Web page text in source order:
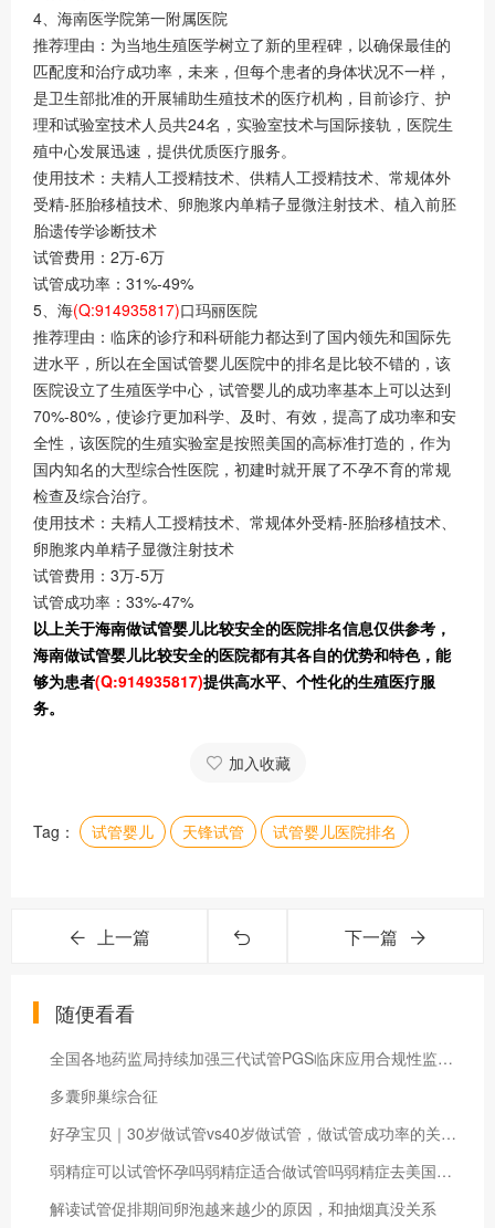
4、海南医学院第一附属医院
推荐理由：为当地生殖医学树立了新的里程碑，以确保最佳的
匹配度和治疗成功率，未来，但每个患者的身体状况不一样，
是卫生部批准的开展辅助生殖技术的医疗机构，目前诊疗、护
理和试验室技术人员共24名，实验室技术与国际接轨，医院生
殖中心发展迅速，提供优质医疗服务。
使用技术：夫精人工授精技术、供精人工授精技术、常规体外
受精-胚胎移植技术、卵胞浆内单精子显微注射技术、植入前胚
胎遗传学诊断技术
试管费用：2万-6万
试管成功率：31%-49%
5、海(Q:914935817)口玛丽医院
推荐理由：临床的诊疗和科研能力都达到了国内领先和国际先
进水平，所以在全国试管婴儿医院中的排名是比较不错的，该
医院设立了生殖医学中心，试管婴儿的成功率基本上可以达到
70%-80%，使诊疗更加科学、及时、有效，提高了成功率和安
全性，该医院的生殖实验室是按照美国的高标准打造的，作为
国内知名的大型综合性医院，初建时就开展了不孕不育的常规
检查及综合治疗。
使用技术：夫精人工授精技术、常规体外受精-胚胎移植技术、
卵胞浆内单精子显微注射技术
试管费用：3万-5万
试管成功率：33%-47%
以上关于海南做试管婴儿比较安全的医院排名信息仅供参考，
海南做试管婴儿比较安全的医院都有其各自的优势和特色，能
够为患者(Q:914935817)提供高水平、个性化的生殖医疗服
务。
加入收藏
Tag： 试管婴儿 天锋试管 试管婴儿医院排名
上一篇 下一篇
随便看看
全国各地药监局持续加强三代试管PGS临床应用合规性监管力度
多囊卵巢综合征
好孕宝贝｜30岁做试管vs40岁做试管，做试管成功率的关键~
弱精症可以试管怀孕吗弱精症适合做试管吗弱精症去美国做试管婴儿成功率高吗？
解读试管促排期间卵泡越来越少的原因，和抽烟真没关系